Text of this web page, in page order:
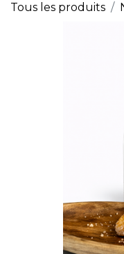
Tous les produits